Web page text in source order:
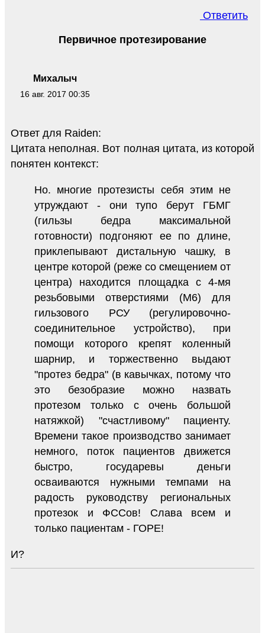
Ответить
Михалыч
16 авг. 2017 00:35
Первичное протезирование
Ответ для Raiden:
Цитата неполная. Вот полная цитата, из которой
понятен контекст:
Но. многие протезисты себя этим не
утруждают - они тупо берут ГБМГ
(гильзы бедра максимальной
готовности) подгоняют ее по длине,
приклепывают дистальную чашку, в
центре которой (реже со смещением от
центра) находится площадка с 4-мя
резьбовыми отверстиями (М6) для
гильзового РСУ (регулировочно-
соединительное устройство), при
помощи которого крепят коленный
шарнир, и торжественно выдают
"протез бедра" (в кавычках, потому что
это безобразие можно назвать
протезом только с очень большой
натяжкой) "счастливому" пациенту.
Времени такое производство занимает
немного, поток пациентов движется
быстро, государевы деньги
осваиваются нужными темпами на
радость руководству региональных
протезок и ФССов! Слава всем и
только пациентам - ГОРЕ!
И?